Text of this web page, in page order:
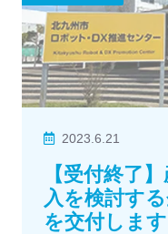
2023.6.21
【受付終了
入を検討す
を交付します